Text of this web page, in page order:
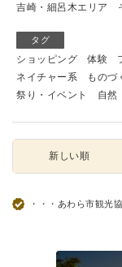
吉崎・細呂木エリア
タグ
ショッピング 体験
ネイチャー系
ものづ
祭り・イベント
自然
新しい順
・・・あわら市観光